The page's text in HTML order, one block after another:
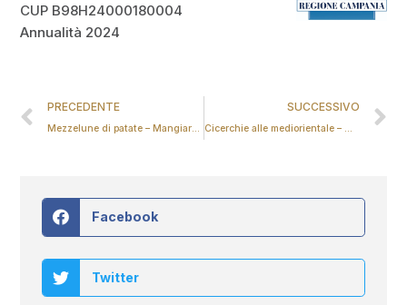
CUP B98H24000180004
Annualità 2024
PRECEDENTE
Mezzelune di patate – Mangiare con gusto
SUCCESSIVO
Cicerchie alle mediorientale – Mangiare con gusto
Facebook
Twitter